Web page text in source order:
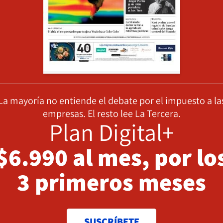
mayoría no entiende el debate por el impuesto a
empresas. El resto lee La Tercera.
Plan Digital+
al mes, por
3 primeros meses